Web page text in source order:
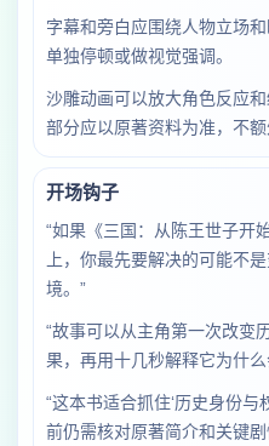
字幕和旁白应围绕人物立场
单独停顿或做视觉强调。
沙雕动画可以放大角色反应
部分应以原著资料为准，不额
开场钩子
“如果《三国：从陈王世子开
上，你最先要解决的可能不
境。”
“故事可以从主角第一次改变
果，再用十几秒解释它为什么
“这本书适合抓住‘历史身份与
前仍需核对原著简介和关键剧